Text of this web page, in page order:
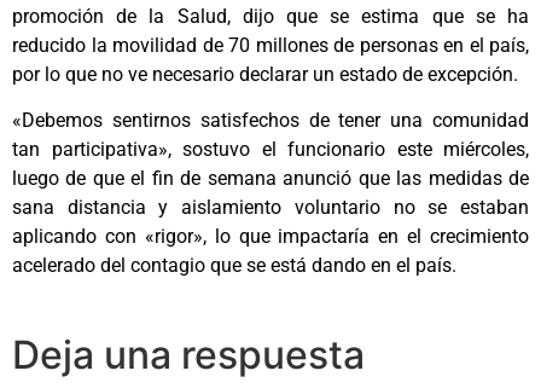
promoción de la Salud, dijo que se estima que se ha
reducido la movilidad de 70 millones de personas en el país,
por lo que no ve necesario declarar un estado de excepción.
«Debemos sentirnos satisfechos de tener una comunidad
tan participativa», sostuvo el funcionario este miércoles,
luego de que el fin de semana anunció que las medidas de
sana distancia y aislamiento voluntario no se estaban
aplicando con «rigor», lo que impactaría en el crecimiento
acelerado del contagio que se está dando en el país.
Deja una respuesta